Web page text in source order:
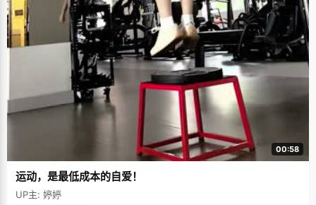
00:58
运动，是最低成本的自爱！
UP主: 婷婷